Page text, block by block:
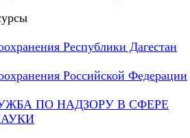
Республики Дагестан
Российской Федерации
ПО НАДЗОРУ В СФЕРЕ